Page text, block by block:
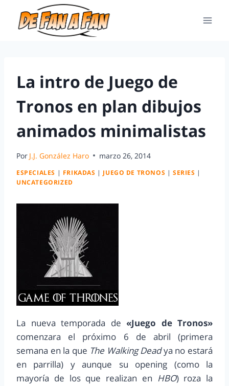
La intro de Juego de
Tronos en plan dibujos
animados minimalistas
Por J.J. González Haro marzo 26, 2014
ESPECIALES | FRIKADAS | JUEGO DE TRONOS |SERIES |
UNCATEGORIZED
La nueva temporada de «Juego de Tronos»
comenzara el próximo 6 de abril (primera
semana en la que The Walking Deadya no estará
en parrilla) y aunque su opening (como la
mayoría de los que realizan en HBO) roza la